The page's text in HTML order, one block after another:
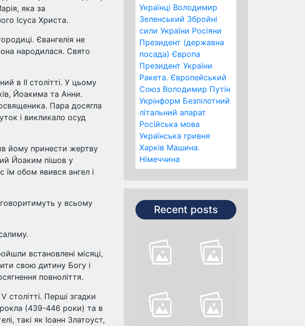
Українці Володимир
Зеленський Збройні
сили України Росіяни
Президент (державна
посада) Європа
Президент України
Ракета. Європейський
Союз Володимир Путін
Укрінформ Безпілотний
літальний апарат
Російська мова
Українська гривня
Харків Машина.
Німеччина
Recent posts
яка за
Ісуса Христа.
Євангелія не
народилася. Свято
в II столітті. У цьому
Йоакима та Анни.
Пара досягла
і викликало осуд
йому принести жертву
Йоаким пішов у
обом явився ангел і
у всьому
встановлені місяці,
свою дитину Богу і
повноліття.
столітті. Перші згадки
(439-446 роки) та в
такі як Іоанн Златоуст,